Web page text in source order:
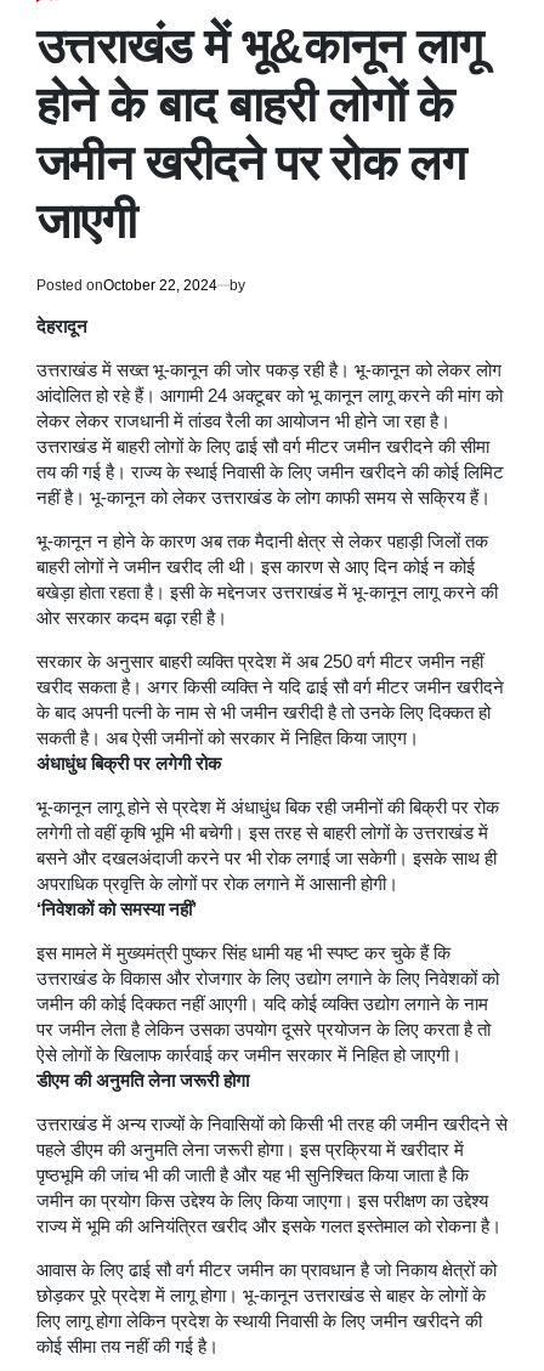
उत्तराखंड में भू&कानून लागू
होने के बाद बाहरी लोगों के
जमीन खरीदने पर रोक लग
जाएगी
Posted onOctober 22, 2024 by
देहरादून
उत्तराखंड में सख्त भू-कानून की जोर पकड़ रही है। भू-कानून को लेकर लोग
आंदोलित हो रहे हैं। आगामी 24 अक्टूबर को भू कानून लागू करने की मांग को
लेकर लेकर राजधानी में तांडव रैली का आयोजन भी होने जा रहा है।
उत्तराखंड में बाहरी लोगों के लिए ढाई सौ वर्ग मीटर जमीन खरीदने की सीमा
तय की गई है। राज्य के स्थाई निवासी के लिए जमीन खरीदने की कोई लिमिट
नहीं है। भू-कानून को लेकर उत्तराखंड के लोग काफी समय से सक्रिय हैं।
भू-कानून न होने के कारण अब तक मैदानी क्षेत्र से लेकर पहाड़ी जिलों तक
बाहरी लोगों ने जमीन खरीद ली थी। इस कारण से आए दिन कोई न कोई
बखेड़ा होता रहता है। इसी के मद्देनजर उत्तराखंड में भू-कानून लागू करने की
ओर सरकार कदम बढ़ा रही है।
सरकार के अनुसार बाहरी व्यक्ति प्रदेश में अब 250 वर्ग मीटर जमीन नहीं
खरीद सकता है। अगर किसी व्यक्ति ने यदि ढाई सौ वर्ग मीटर जमीन खरीदने
के बाद अपनी पत्नी के नाम से भी जमीन खरीदी है तो उनके लिए दिक्कत हो
सकती है। अब ऐसी जमीनों को सरकार में निहित किया जाएग।
अंधाधुंध बिक्री पर लगेगी रोक
भू-कानून लागू होने से प्रदेश में अंधाधुंध बिक रही जमीनों की बिक्री पर रोक
लगेगी तो वहीं कृषि भूमि भी बचेगी। इस तरह से बाहरी लोगों के उत्तराखंड में
बसने और दखलअंदाजी करने पर भी रोक लगाई जा सकेगी। इसके साथ ही
अपराधिक प्रवृत्ति के लोगों पर रोक लगाने में आसानी होगी।
‘निवेशकों को समस्‍या नहीं’
इस मामले में मुख्यमंत्री पुष्कर सिंह धामी यह भी स्पष्ट कर चुके हैं कि
उत्तराखंड के विकास और रोजगार के लिए उद्योग लगाने के लिए निवेशकों को
जमीन की कोई दिक्कत नहीं आएगी। यदि कोई व्यक्ति उद्योग लगाने के नाम
पर जमीन लेता है लेकिन उसका उपयोग दूसरे प्रयोजन के लिए करता है तो
ऐसे लोगों के खिलाफ कार्रवाई कर जमीन सरकार में निहित हो जाएगी।
डीएम की अनुमति लेना जरूरी होगा
उत्तराखंड में अन्य राज्यों के निवासियों को किसी भी तरह की जमीन खरीदने से
पहले डीएम की अनुमति लेना जरूरी होगा। इस प्रक्रिया में खरीदार में
पृष्ठभूमि की जांच भी की जाती है और यह भी सुनिश्चित किया जाता है कि
जमीन का प्रयोग किस उद्देश्य के लिए किया जाएगा। इस परीक्षण का उद्देश्य
राज्य में भूमि की अनियंत्रित खरीद और इसके गलत इस्तेमाल को रोकना है।
आवास के लिए ढाई सौ वर्ग मीटर जमीन का प्रावधान है जो निकाय क्षेत्रों को
छोड़कर पूरे प्रदेश में लागू होगा। भू-कानून उत्तराखंड से बाहर के लोगों के
लिए लागू होगा लेकिन प्रदेश के स्थायी निवासी के लिए जमीन खरीदने की
कोई सीमा तय नहीं की गई है।